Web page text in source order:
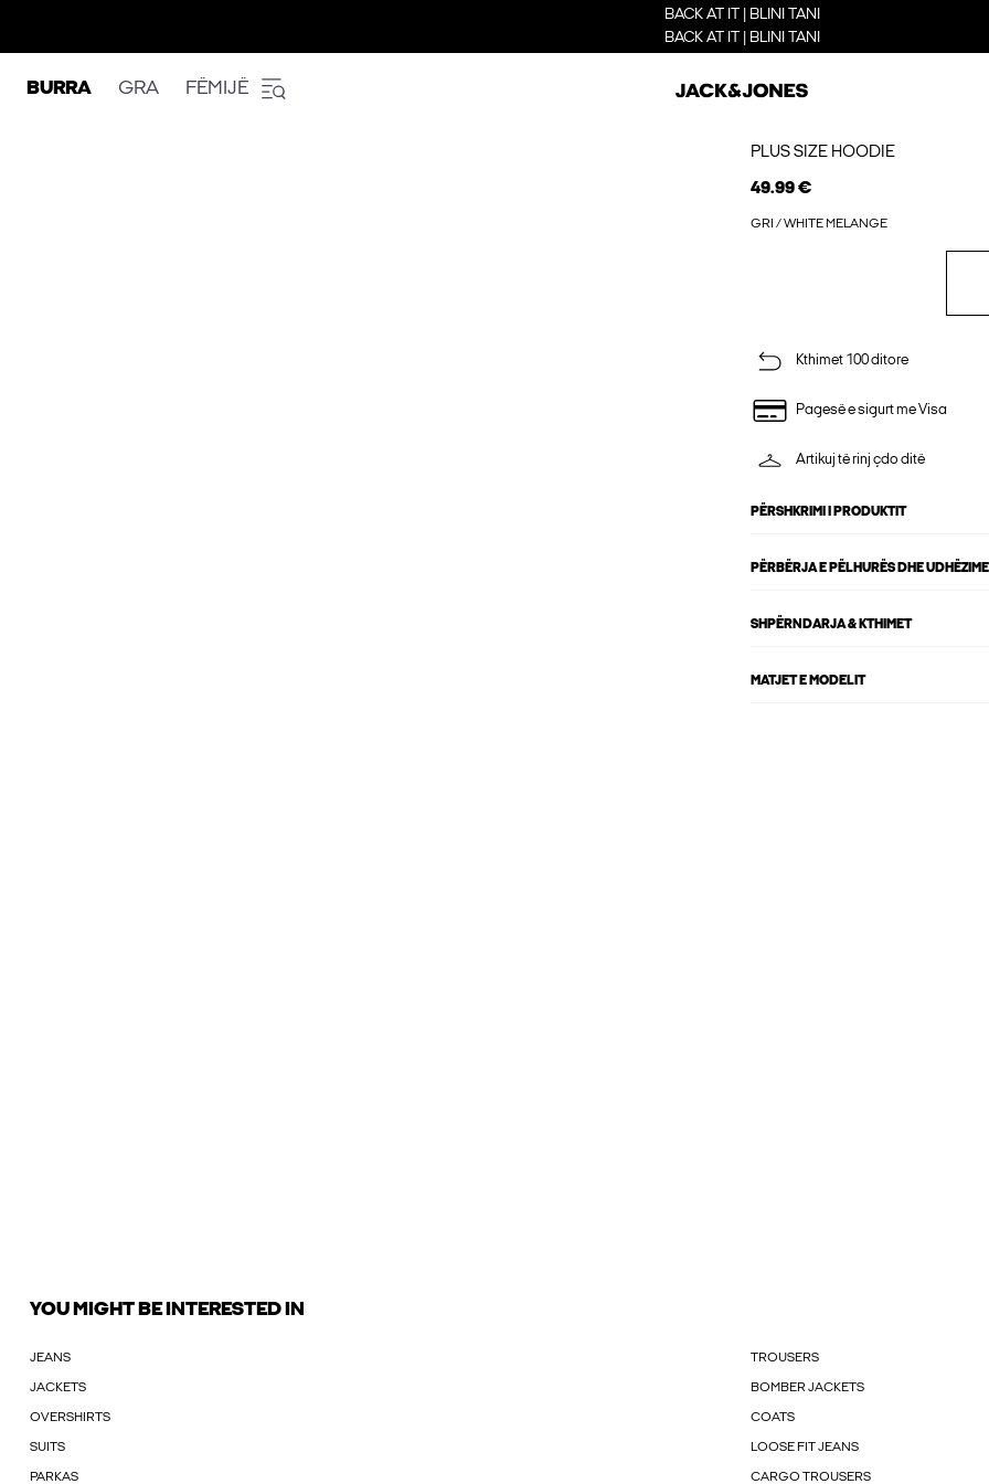
BACK AT IT | BLINI TANI
BACK AT IT | BLINI TANI
BURRA GRA FËMIJË
PLUS SIZE HOODIE
49.99 €
GRI / WHITE MELANGE
Kthimet 100 ditore
Pagesë e sigurt me Visa
Artikuj të rinj çdo ditë
PËRSHKRIMI I PRODUKTIT
PËRBËRJA E PËLHURËS DHE
SHPËRNDARJA & KTHIMET
MATJET E MODELIT
YOU MIGHT BE INTERESTED IN
JEANS TROUSERS
JACKETS BOMBER JACKETS
OVERSHIRTS COATS
SUITS LOOSE FIT JEANS
PARKAS CARGO TROUSERS